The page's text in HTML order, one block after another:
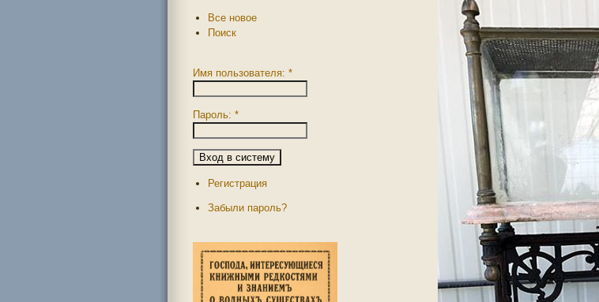
Все новое
Поиск
Имя пользователя: *
Пароль: *
Регистрация
Забыли пароль?